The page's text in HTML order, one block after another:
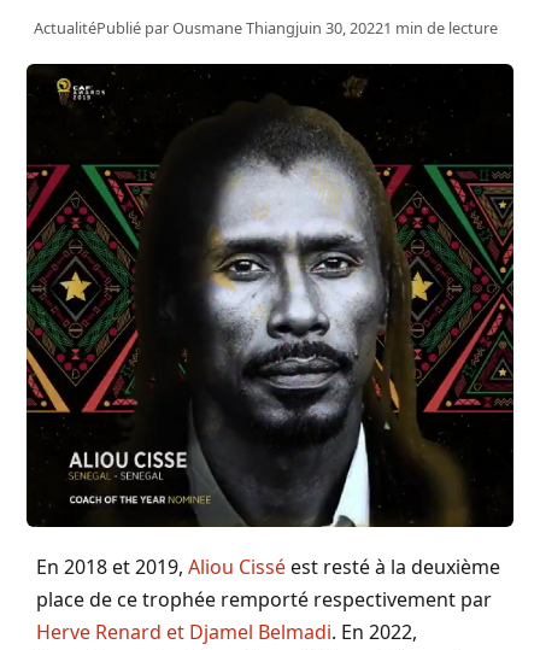
ActualitéPublié parOusmane Thiangjuin 30, 20221 min de lecture
En 2018 et 2019, Aliou Cisséest resté à la deuxième
place de ce trophée remporté respectivement par
Herve Renard et Djamel Belmadi. En 2022,